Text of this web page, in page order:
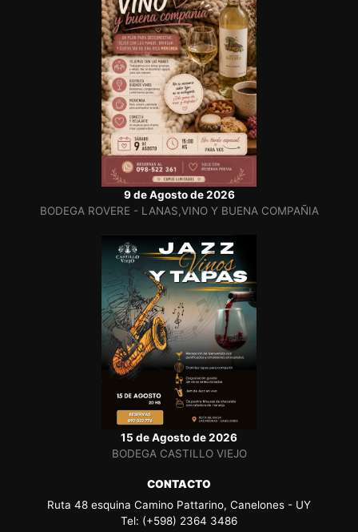
9 de Agosto de 2026
BODEGA ROVERE - LANAS,VINO Y BUENA COMPAÑIA
15 de Agosto de 2026
BODEGA CASTILLO VIEJO
CONTACTO
Ruta 48 esquina Camino Pattarino, Canelones - UY
Tel: (+598) 2364 3486